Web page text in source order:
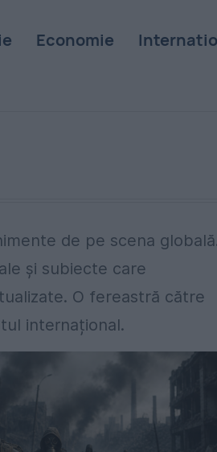
Economie
de pe scena
și subiecte care
O fereastră către
internațional.